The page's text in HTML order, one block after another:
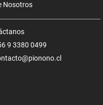
Nosotros
9 3380 0499